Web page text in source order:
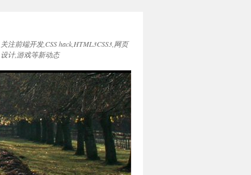
关注前端开发,CSS hack,HTML3CSS3,网页
设计,游戏等新动态